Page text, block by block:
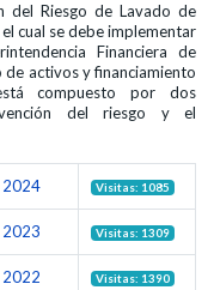
del Riesgo de Lavado de
cual se debe implementar
Financiera de
activos y financiamiento
compuesto por dos
del riesgo y el
2024 Visitas: 1085
2023 Visitas: 1309
2022 Visitas: 1390